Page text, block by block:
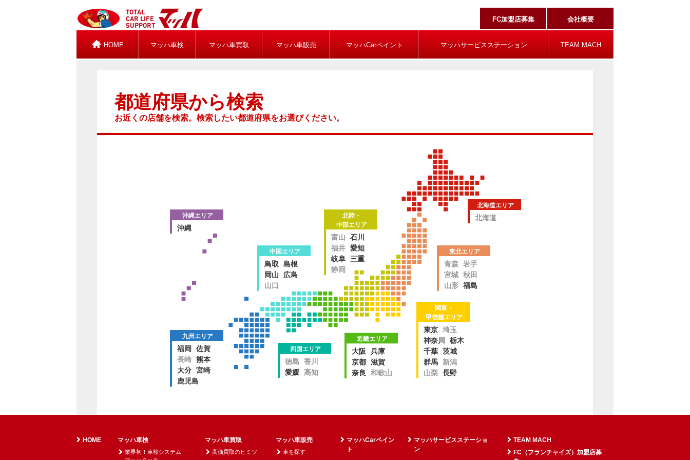
FC加盟店募集 会社概要
HOME マッハ車検 マッハ車買取 マッハ車販売 マッハCarペイント マッハサービスステーション TEAM MACH
都道府県から検索
お近くの店舗を検索。検索したい都道府県をお選びください。
北海道エリア
北海道
東北エリア
青森 岩手
宮城 秋田
山形 福島
関東・
甲信越エリア
東京 埼玉
神奈川
栃木
千葉 茨城
群馬
新潟
山梨 長野
北陸・
中部エリア
富山
石川
福井 愛知
岐阜
三重
静岡
近畿エリア
大阪
兵庫
京都 滋賀
奈良
和歌山
四国エリア
徳島
香川
愛媛 高知
中国エリア
鳥取
島根
岡山
広島
山口
九州エリア
福岡
佐賀
長崎 熊本
大分 宮崎
鹿児島
沖縄エリア
沖縄
HOME マッハ車検
業界初！車検システム
マッハ車買取
高価買取のヒミツ
マッハ車販売
車を探す
マッハCarペイン
ト
マッハサービスステーショ
ン
TEAM MACH
FC（フランチャイズ）加盟店募